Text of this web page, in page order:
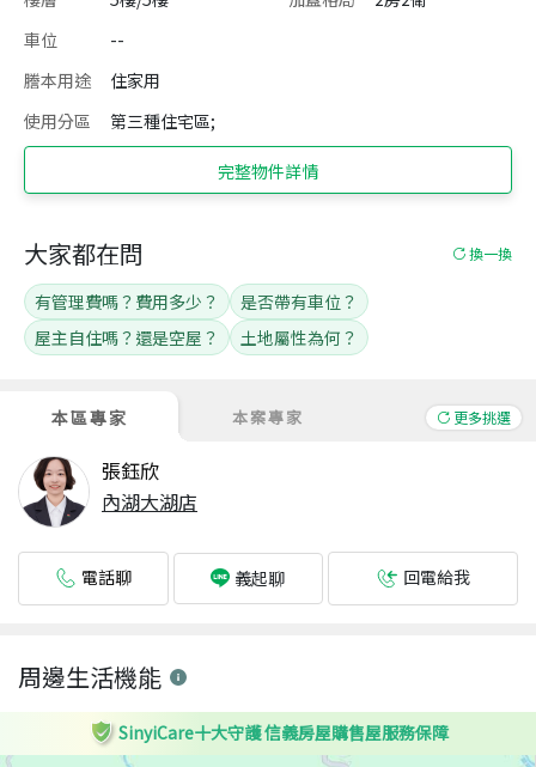
車位
--
謄本用途
住家用
使用分區
第三種住宅區;
完整物件詳情
本區專家 本案專家 更多挑選
張鈺欣
內湖大湖店
電話聊 義起聊 回電給我
大家都在問 換一換
有管理費嗎？費用多少？
是否帶有車位？
屋主自住嗎？還是空屋？
土地屬性為何？
周邊生活機能
SinyiCare十大守護 信義房屋購售屋服務保障